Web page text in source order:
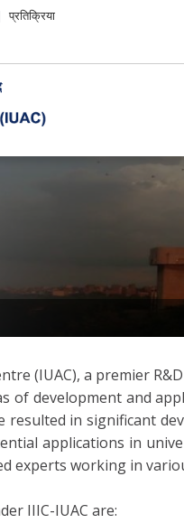
प्रतिक्रिया
(IUAC), a premier
of development and
resulted in significant
applications in
experts working in
IIIC-IUAC are: